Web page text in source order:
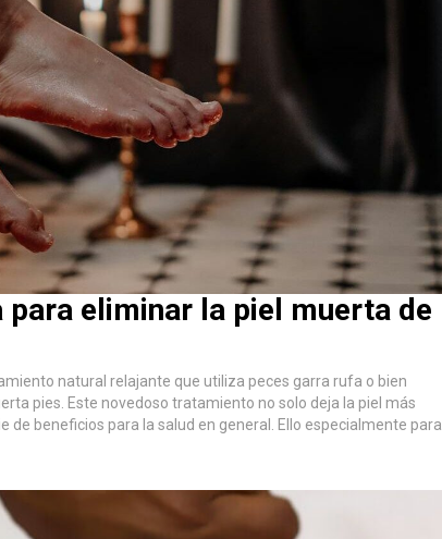
eliminar la piel muerta de
natural relajante que utiliza peces garra rufa o bien
pies. Este novedoso tratamiento no solo deja la piel más
beneficios para la salud en general. Ello especialmente para